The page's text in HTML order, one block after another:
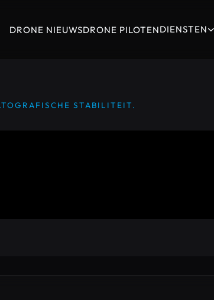
DRONE NIEUWSDRONE PILOTENDIENSTEN
STABILITEIT.